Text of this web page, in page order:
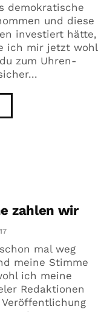
demokratische
und diese
investiert hätte,
ich mir jetzt wohl
zum Uhren-
zahlen wir
mal weg
meine Stimme
ich meine
Redaktionen